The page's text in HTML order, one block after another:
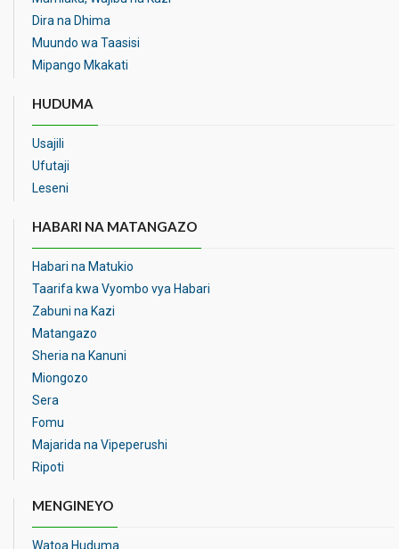
Dira na Dhima
Muundo wa Taasisi
Mipango Mkakati
HUDUMA
Usajili
Ufutaji
Leseni
HABARI NA MATANGAZO
Habari na Matukio
Taarifa kwa Vyombo vya Habari
Zabuni na Kazi
Matangazo
Sheria na Kanuni
Miongozo
Sera
Fomu
Majarida na Vipeperushi
Ripoti
MENGINEYO
Watoa Huduma